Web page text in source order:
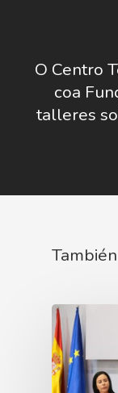
O Centro
coa
talleres